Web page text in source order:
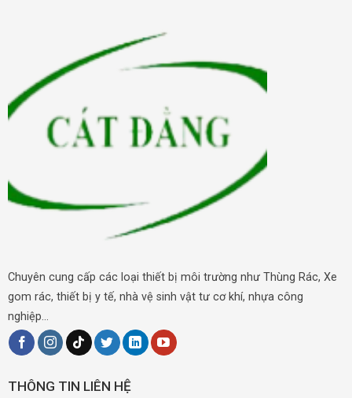
Chuyên cung cấp các loại thiết bị môi trường như Thùng Rác, Xe
gom rác, thiết bị y tế, nhà vệ sinh vật tư cơ khí, nhựa công
nghiệp...
THÔNG TIN LIÊN HỆ